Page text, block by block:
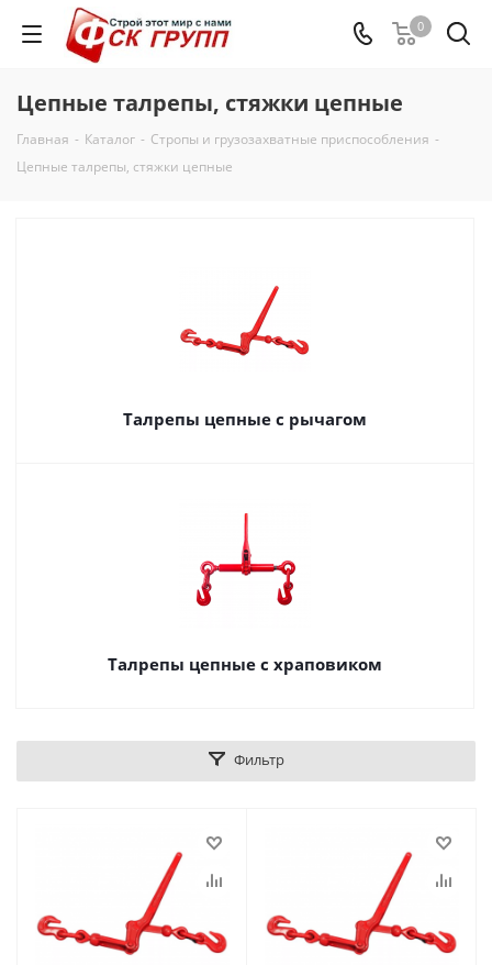
0
Цепные талрепы, стяжки цепные
Главная - Каталог - Стропы и грузозахватные приспособления -
Цепные талрепы, стяжки цепные
Талрепы цепные с рычагом
Талрепы цепные с храповиком
Фильтр